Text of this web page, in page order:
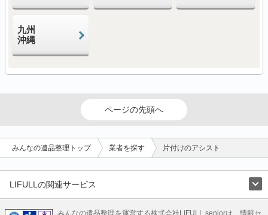
九州
沖縄
ページの先頭へ
みんなの遺品整理トップ 業者を探す 片付けのアシスト
LIFULLの関連サービス